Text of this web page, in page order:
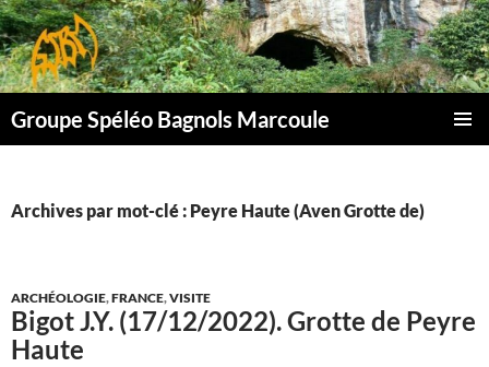
Aller
au
contenu
Groupe Spéléo Bagnols Marcoule
Archives par mot-clé : Peyre Haute (Aven Grotte de)
ARCHÉOLOGIE,FRANCE,VISITE
Bigot J.Y. (17/12/2022). Grotte de Peyre
Haute